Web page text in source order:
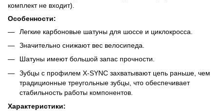
комплект не входит).
Особенности:
Легкие карбоновые шатуны для шоссе и циклокросса.
Значительно снижают вес велосипеда.
Шатуны имеют большой запас прочности.
Зубцы с профилем X-SYNC захватывают цепь раньше, чем
традиционные треугольные зубцы, что обеспечивает
стабильность работы компонентов.
Характеристики: